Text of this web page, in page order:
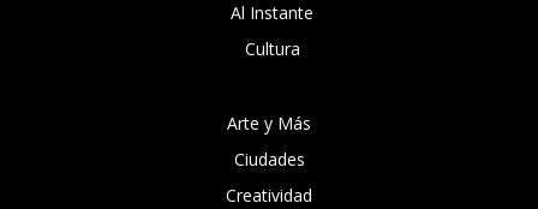
Al Instante
Cultura
Arte y Más
Ciudades
Creatividad